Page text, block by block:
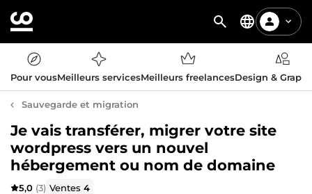
Pour vousMeilleurs servicesMeilleurs freelancesDesign &
Sauvegarde et migration
Je vais transférer, migrer votre site
wordpress vers un nouvel
hébergement ou nom de domaine
5,0 (3) Ventes4